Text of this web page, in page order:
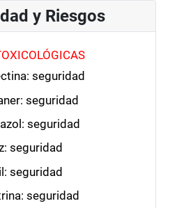
y Riesgos
seguridad
seguridad
seguridad
seguridad
seguridad
seguridad